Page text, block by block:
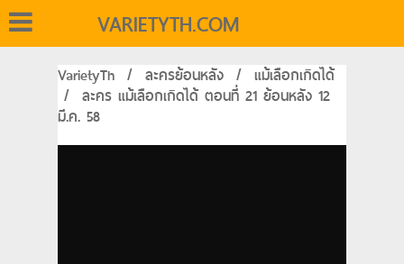
VARIETYTH.COM
VarietyTh / ละครย้อนหลัง / แม้เลือกเกิดได้
/ ละคร แม้เลือกเกิดได้ ตอนที่ 21 ย้อนหลัง 12
มี.ค. 58